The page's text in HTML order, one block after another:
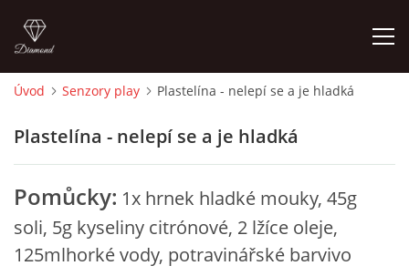
O MĚ
FOTOALBUM
Úvod Senzory play Plastelína - nelepí se a je hladká
Plastelína - nelepí se a je hladká
Pomůcky: 1x hrnek hladké mouky, 45g
soli, 5g kyseliny citrónové, 2 lžíce oleje,
125mlhorké vody, potravinářské barvivo